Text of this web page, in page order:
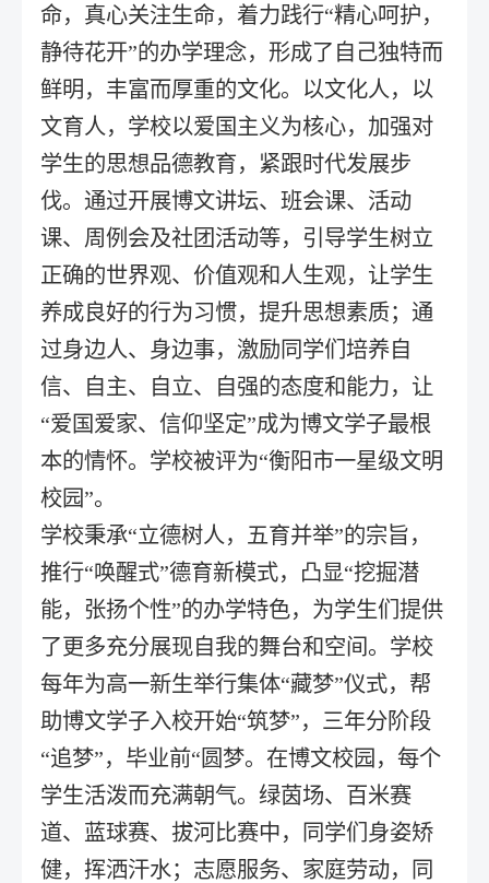
命，真心关注生命，着力践行“精心呵护，
静待花开”的办学理念，形成了自己独特而
鲜明，丰富而厚重的文化。以文化人，以
文育人，学校以爱国主义为核心，加强对
学生的思想品德教育，紧跟时代发展步
伐。通过开展博文讲坛、班会课、活动
课、周例会及社团活动等，引导学生树立
正确的世界观、价值观和人生观，让学生
养成良好的行为习惯，提升思想素质；通
过身边人、身边事，激励同学们培养自
信、自主、自立、自强的态度和能力，让
“爱国爱家、信仰坚定”成为博文学子最根
本的情怀。学校被评为“衡阳市一星级文明
校园”。
学校秉承“立德树人，五育并举”的宗旨，
推行“唤醒式”德育新模式，凸显“挖掘潜
能，张扬个性”的办学特色，为学生们提供
了更多充分展现自我的舞台和空间。学校
每年为高一新生举行集体“藏梦”仪式，帮
助博文学子入校开始“筑梦”，三年分阶段
“追梦”，毕业前“圆梦。在博文校园，每个
学生活泼而充满朝气。绿茵场、百米赛
道、蓝球赛、拔河比赛中，同学们身姿矫
健，挥洒汗水；志愿服务、家庭劳动，同